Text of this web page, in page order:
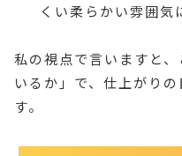
くい柔らかい雰囲気
私の視点で言いますと
いるか」で、仕上がり
す。